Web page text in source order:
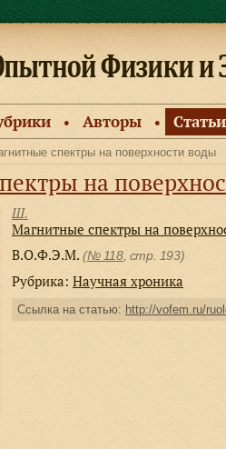
● Авторы ● Статьи
спектры на поверхности воды
на
Ш.
Магнитные спектры на
В.О.Ф.Э.М. (№ 118, стр. 193)
Рубрика: Научная хроника
Ссылка на статью: http://vofem.ru/